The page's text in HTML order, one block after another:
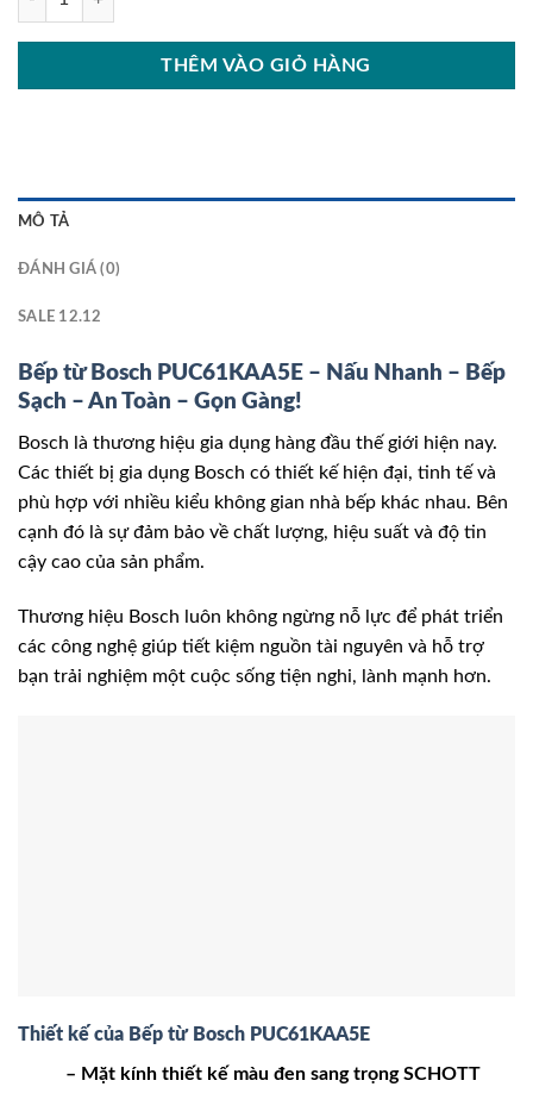
THÊM VÀO GIỎ HÀNG
MÔ TẢ
ĐÁNH GIÁ (0)
SALE 12.12
Bếp từ Bosch PUC61KAA5E – Nấu Nhanh – Bếp
Sạch – An Toàn – Gọn Gàng!
Bosch là thương hiệu gia dụng hàng đầu thế giới hiện nay.
Các thiết bị gia dụng Bosch có thiết kế hiện đại, tinh tế và
phù hợp với nhiều kiểu không gian nhà bếp khác nhau. Bên
cạnh đó là sự đảm bảo về chất lượng, hiệu suất và độ tin
cậy cao của sản phẩm.
Thương hiệu Bosch luôn không ngừng nỗ lực để phát triển
các công nghệ giúp tiết kiệm nguồn tài nguyên và hỗ trợ
bạn trải nghiệm một cuộc sống tiện nghi, lành mạnh hơn.
Thiết kế của Bếp từ Bosch PUC61KAA5E
– Mặt kính thiết kế màu đen sang trọng SCHOTT